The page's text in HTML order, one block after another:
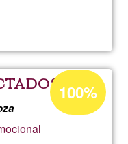
Acceptance
percentage
100%